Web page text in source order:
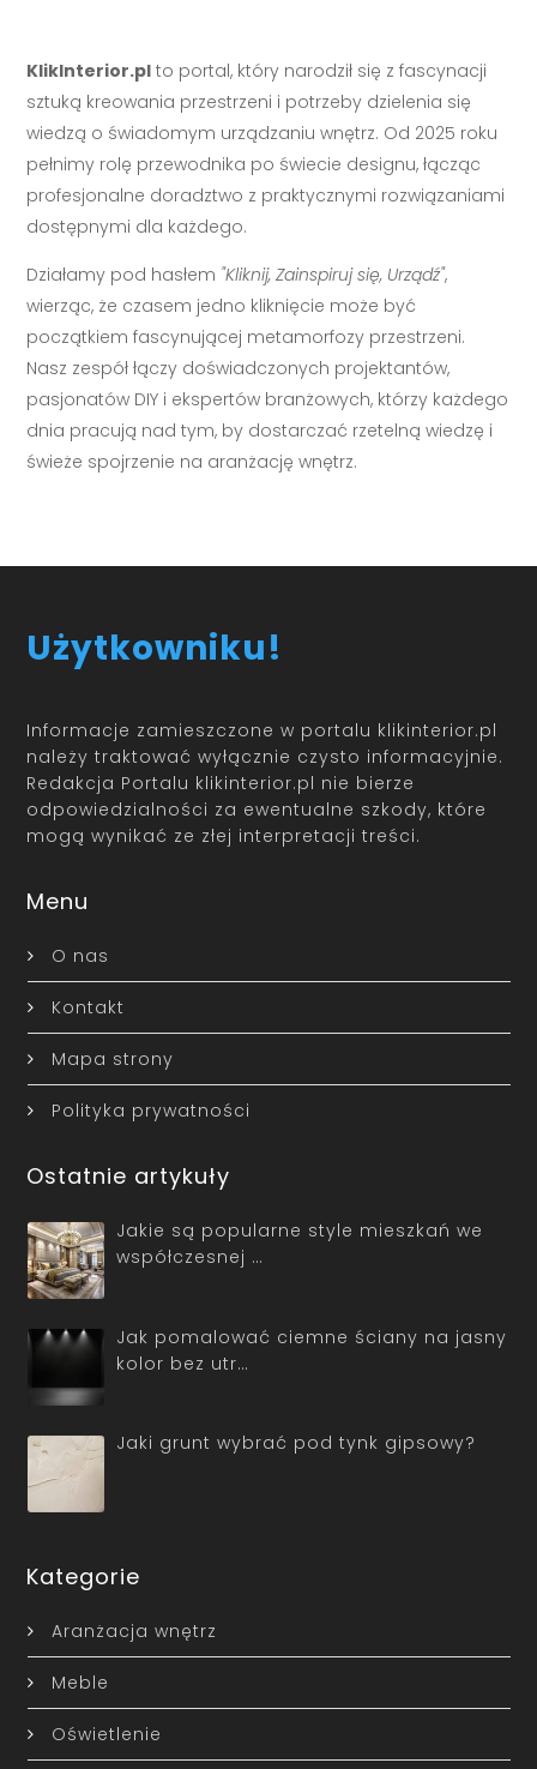
KlikInterior.pl to portal, który narodził się z fascynacji
sztuką kreowania przestrzeni i potrzeby dzielenia się
wiedzą o świadomym urządzaniu wnętrz. Od 2025 roku
pełnimy rolę przewodnika po świecie designu, łącząc
profesjonalne doradztwo z praktycznymi rozwiązaniami
dostępnymi dla każdego.
Działamy pod hasłem "Kliknij, Zainspiruj się, Urządź",
wierząc, że czasem jedno kliknięcie może być
początkiem fascynującej metamorfozy przestrzeni.
Nasz zespół łączy doświadczonych projektantów,
pasjonatów DIY i ekspertów branżowych, którzy każdego
dnia pracują nad tym, by dostarczać rzetelną wiedzę i
świeże spojrzenie na aranżację wnętrz.
Użytkowniku!
Informacje zamieszczone w portalu klikinterior.pl
należy traktować wyłącznie czysto informacyjnie.
Redakcja Portalu klikinterior.pl nie bierze
odpowiedzialności za ewentualne szkody, które
mogą wynikać ze złej interpretacji treści.
Menu
O nas
Kontakt
Mapa strony
Polityka prywatności
Ostatnie artykuły
Jakie są popularne style mieszkań we
współczesnej …
Jak pomalować ciemne ściany na jasny
kolor bez utr…
Jaki grunt wybrać pod tynk gipsowy?
Kategorie
Aranżacja wnętrz
Meble
Oświetlenie